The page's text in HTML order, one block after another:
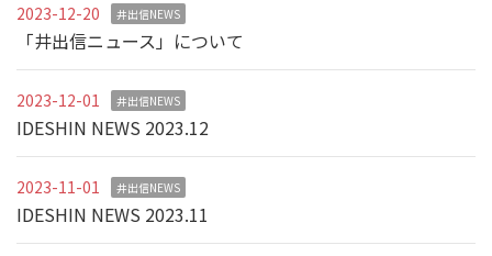
2023-12-20 井出信NEWS
「井出信ニュース」について
2023-12-01 井出信NEWS
IDESHIN NEWS 2023.12
2023-11-01 井出信NEWS
IDESHIN NEWS 2023.11